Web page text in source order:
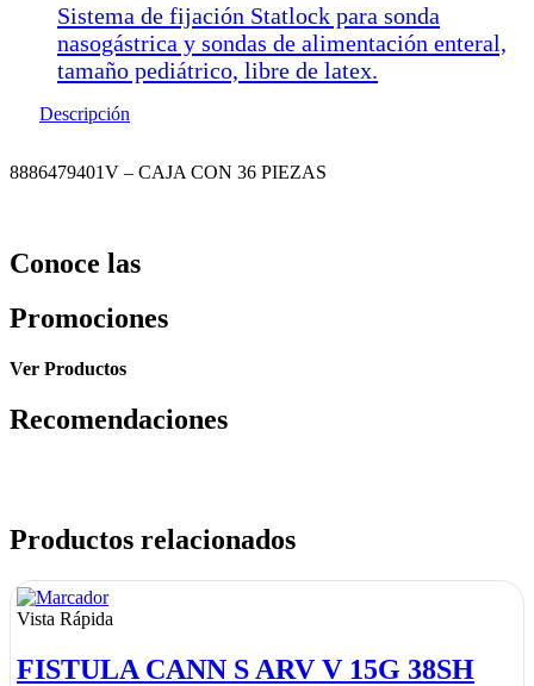
Sistema de fijación Statlock para sonda
nasogástrica y sondas de alimentación enteral,
tamaño pediátrico, libre de latex.
Descripción
8886479401V – CAJA CON 36 PIEZAS
Conoce las
Promociones
Ver Productos
Recomendaciones
Productos relacionados
Vista Rápida
FISTULA CANN S ARV V 15G 38SH